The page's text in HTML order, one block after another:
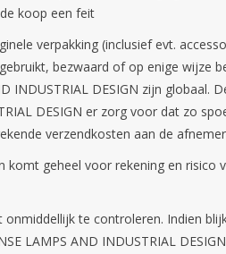
koop een feit
verpakking (inclusief evt.
bezwaard of op enige wijze
INDUSTRIAL DESIGN zijn
DESIGN er zorg voor dat zo
verzendkosten aan de
komt geheel voor rekening en risico
te controleren. Indien
LAMPS AND INDUSTRIAL